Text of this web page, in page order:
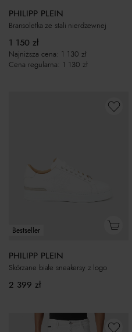
PHILIPP PLEIN
Bransoletka ze stali nierdzewnej
1 150 zł
Najniższa cena: 1 130 zł
Cena regularna: 1 130 zł
Bestseller
PHILIPP PLEIN
Skórzane białe sneakersy z logo
2 399 zł